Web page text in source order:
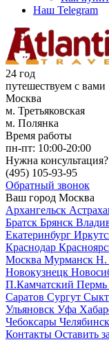
Наш Telegram
24 год
путешествуем с вами
Москва
м. Третьяковская
м. Полянка
Время работы
пн-пт: 10:00-20:00
Нужна консультация?
(495) 105-93-95
Обратный звонок
Ваш город Москва
Архангельск
Братск Брянск
Екатеринбург
Краснодар
Москва Мурманск Н.
Новокузнецк
П.Камчатский Пермь
Саратов Сургут
Ульяновск Уфа
Чебоксары Челябинск
Контакты Оставить